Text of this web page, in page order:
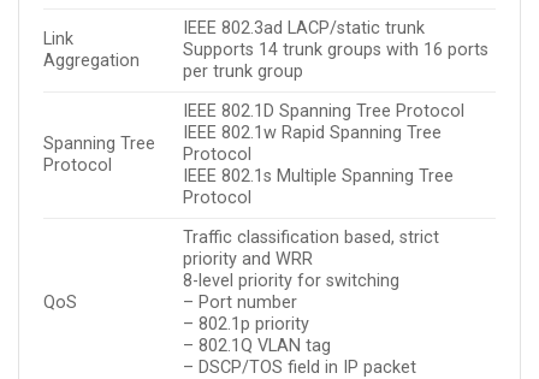
Link
Aggregation
IEEE 802.3ad LACP/static trunk
Supports 14 trunk groups with 16 ports
per trunk group
Spanning Tree
Protocol
IEEE 802.1D Spanning Tree Protocol
IEEE 802.1w Rapid Spanning Tree
Protocol
IEEE 802.1s Multiple Spanning Tree
Protocol
QoS
Traffic classification based, strict
priority and WRR
8-level priority for switching
– Port number
– 802.1p priority
– 802.1Q VLAN tag
– DSCP/TOS field in IP packet